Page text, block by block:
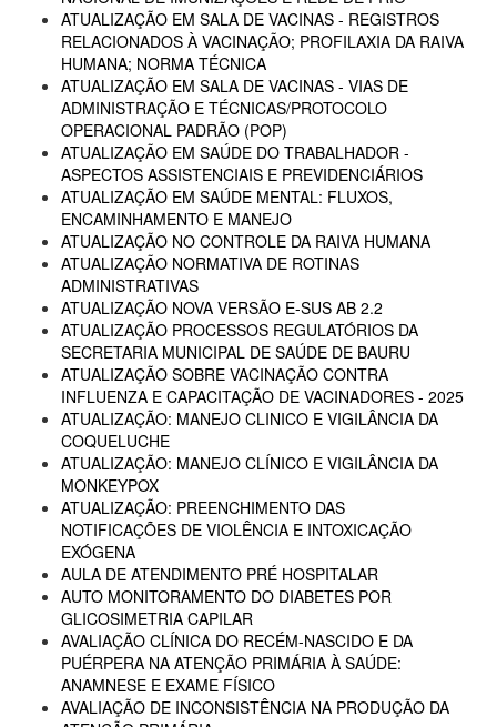
ATUALIZAÇÃO EM SALA DE VACINAS - REGISTROS
RELACIONADOS À VACINAÇÃO; PROFILAXIA DA RAIVA
HUMANA; NORMA TÉCNICA
ATUALIZAÇÃO EM SALA DE VACINAS - VIAS DE
ADMINISTRAÇÃO E TÉCNICAS/PROTOCOLO
OPERACIONAL PADRÃO (POP)
ATUALIZAÇÃO EM SAÚDE DO TRABALHADOR -
ASPECTOS ASSISTENCIAIS E PREVIDENCIÁRIOS
ATUALIZAÇÃO EM SAÚDE MENTAL: FLUXOS,
ENCAMINHAMENTO E MANEJO
ATUALIZAÇÃO NO CONTROLE DA RAIVA HUMANA
ATUALIZAÇÃO NORMATIVA DE ROTINAS
ADMINISTRATIVAS
ATUALIZAÇÃO NOVA VERSÃO E-SUS AB 2.2
ATUALIZAÇÃO PROCESSOS REGULATÓRIOS DA
SECRETARIA MUNICIPAL DE SAÚDE DE BAURU
ATUALIZAÇÃO SOBRE VACINAÇÃO CONTRA
INFLUENZA E CAPACITAÇÃO DE VACINADORES - 2025
ATUALIZAÇÃO: MANEJO CLINICO E VIGILÂNCIA DA
COQUELUCHE
ATUALIZAÇÃO: MANEJO CLÍNICO E VIGILÂNCIA DA
MONKEYPOX
ATUALIZAÇÃO: PREENCHIMENTO DAS
NOTIFICAÇÕES DE VIOLÊNCIA E INTOXICAÇÃO
EXÓGENA
AULA DE ATENDIMENTO PRÉ HOSPITALAR
AUTO MONITORAMENTO DO DIABETES POR
GLICOSIMETRIA CAPILAR
AVALIAÇÃO CLÍNICA DO RECÉM-NASCIDO E DA
PUÉRPERA NA ATENÇÃO PRIMÁRIA À SAÚDE:
ANAMNESE E EXAME FÍSICO
AVALIAÇÃO DE INCONSISTÊNCIA NA PRODUÇÃO DA